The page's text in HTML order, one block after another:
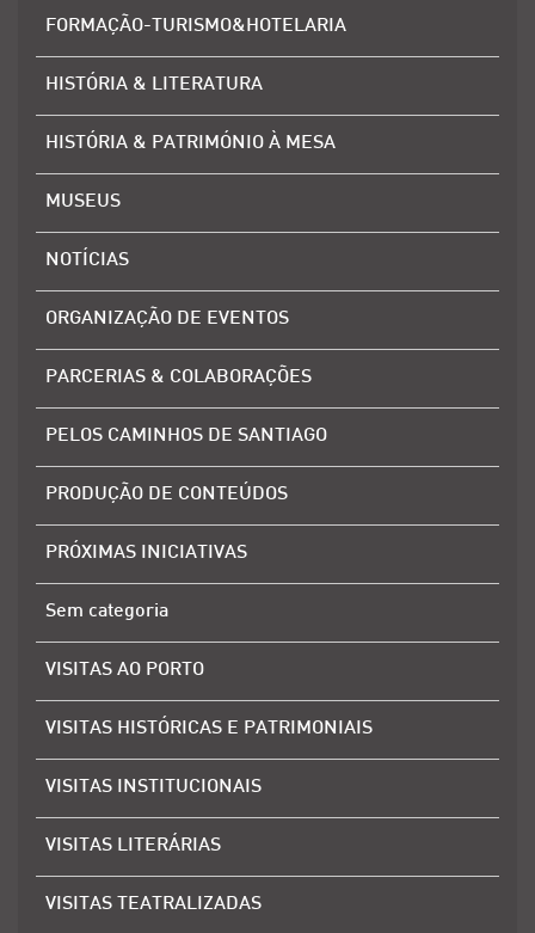
FORMAÇÃO-TURISMO&HOTELARIA
HISTÓRIA & LITERATURA
HISTÓRIA & PATRIMÓNIO À MESA
MUSEUS
NOTÍCIAS
ORGANIZAÇÃO DE EVENTOS
PARCERIAS & COLABORAÇÕES
PELOS CAMINHOS DE SANTIAGO
PRODUÇÃO DE CONTEÚDOS
PRÓXIMAS INICIATIVAS
Sem categoria
VISITAS AO PORTO
VISITAS HISTÓRICAS E PATRIMONIAIS
VISITAS INSTITUCIONAIS
VISITAS LITERÁRIAS
VISITAS TEATRALIZADAS